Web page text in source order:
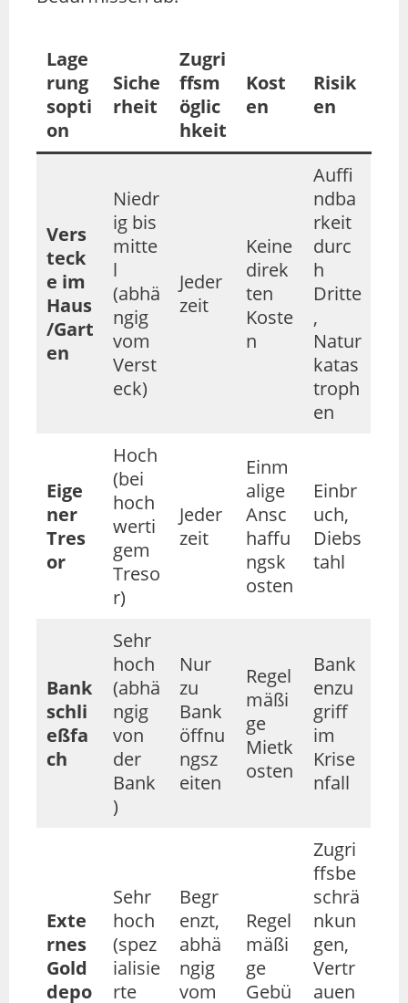
Lage
rung
sopti
on
Siche
rheit
Zugri
ffsm
öglic
hkeit
Kost
en
Risik
en
Vers
teck
e im
Haus
/Gart
en
Niedr
ig bis
mitte
l
(abhä
ngig
vom
Verst
eck)
Jeder
zeit
Keine
direk
ten
Koste
n
Auffi
ndba
rkeit
durc
h
Dritte
,
Natur
katas
troph
en
Eige
ner
Tres
or
Hoch
(bei
hoch
werti
gem
Treso
r)
Jeder
zeit
Einm
alige
Ansc
haffu
ngsk
osten
Einbr
uch,
Diebs
tahl
Bank
schli
eßfa
ch
Sehr
hoch
(abhä
ngig
von
der
Bank
)
Nur
zu
Bank
öffnu
ngsz
eiten
Regel
mäßi
ge
Mietk
osten
Bank
enzu
griff
im
Krise
nfall
Exte
rnes
Gold
depo
Sehr
hoch
(spez
ialisie
rte
Begr
enzt,
abhä
ngig
vom
Regel
mäßi
ge
Gebü
Zugri
ffsbe
schrä
nkun
gen,
Vertr
auen